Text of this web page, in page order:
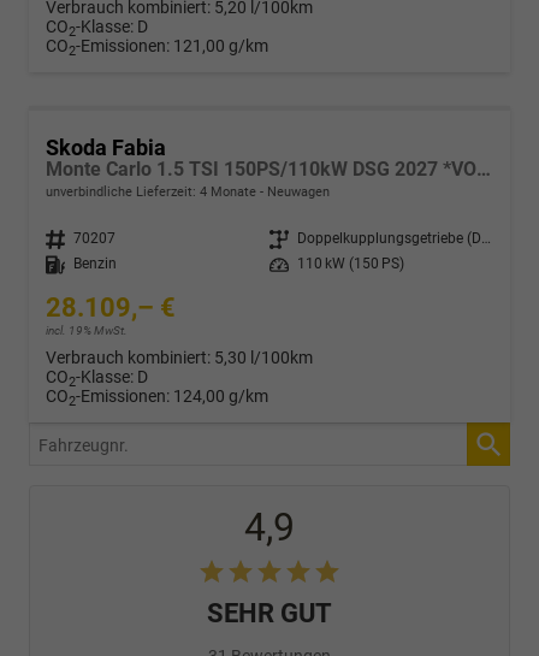
Verbrauch kombiniert: 5,20 l/100km
CO2-Klasse: D
CO2-Emissionen: 121,00 g/km
Skoda Fabia
Monte Carlo 1.5 TSI 150PS/110kW DSG 2027 *VOLL-LED+Sportsitze*
unverbindliche Lieferzeit: 4 Monate Neuwagen
Fahrzeugnr. 70207 Getriebe
Doppelkupplungsgetriebe (DSG)
Kraftstoff
Benzin Leistung 110 kW (150 PS)
28.109,– €
incl. 19% MwSt.
Verbrauch kombiniert: 5,30 l/100km
CO2-Klasse: D
CO2-Emissionen: 124,00 g/km
Fahrzeugnr.
4,9
SEHR GUT